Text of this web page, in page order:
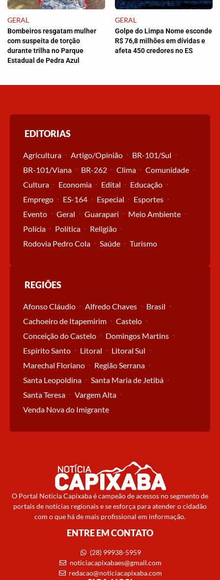
GERAL
Bombeiros resgatam mulher
com suspeita de torção
durante trilha no Parque
Estadual de Pedra Azul
GERAL
Golpe do Limpa Nome esconde
R$ 76,8 milhões em dívidas e
afeta 450 credores no ES
EDITORIAS
Agricultura Artigo/Opinião
BR-101/Sul
BR-101/Viana
BR-262 Clima
Comunidade
Cultura
Economia Edital
Educação
Emprego
ES-164 Especial
Esportes
Evento
Geral Guarapari
Meio Ambiente
Polícia
Política
Religião
Rodovia Pedro Cola
Saúde Turismo
REGIÕES
Afonso Cláudio Alfredo Chaves
Brasil
Cachoeiro de Itapemirim
Castelo
Conceição do Castelo
Domingos Martins
Espírito Santo
Litoral
Litoral Sul
Marechal Floriano
Região Serrana
Santa Leopoldina
Santa Maria de Jetibá
Santa Teresa
Vargem Alta
Venda Nova do Imigrante
O Portal Notícia Capixaba é campeão de acessos no segmento de
portais de notícias regionais e se esforça para atender o cidadão
com o que há de mais profissional em informação.
ENTRE EM CONTATO
(28) 99938-5959
noticiacapixabaes@gmail.com
redacao@noticiacapixaba.com